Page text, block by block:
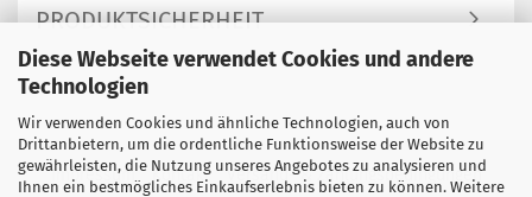
Diese Webseite verwendet Cookies und andere
Technologien
Wir verwenden Cookies und ähnliche Technologien, auch von
Drittanbietern, um die ordentliche Funktionsweise der Website zu
gewährleisten, die Nutzung unseres Angebotes zu analysieren und
Ihnen ein bestmögliches Einkaufserlebnis bieten zu können. Weitere
PRODUKTSICHERHEIT
Impressum Kontakt Versand- & Zahlungsbedingungen